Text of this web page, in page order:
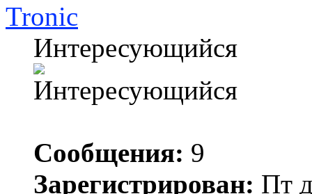
Tronic
Интересующийся
Сообщения: 9
Зарегистрирован: Пт